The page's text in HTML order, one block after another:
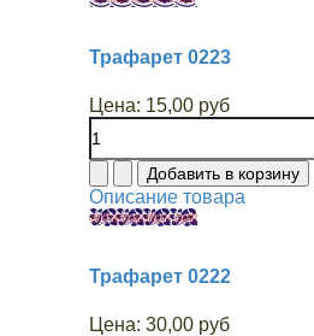
Трафарет 0223
Цена: 15,00 руб
Описание товара
Трафарет 0222
Цена: 30,00 руб